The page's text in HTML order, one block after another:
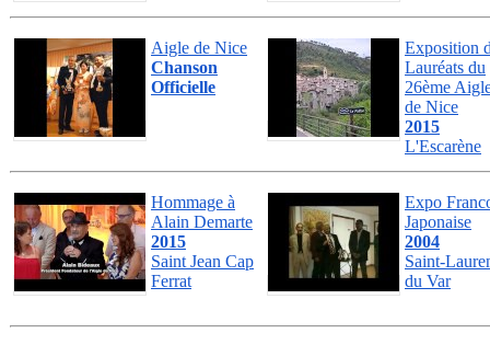
Aigle de Nice
Chanson
Officielle
Exposition
Lauréats du
26ème
de Nice
2015
L'Escarène
Hommage à
Alain Demarte
2015
Saint Jean Cap
Ferrat
Expo
Japonaise
2004
Saint-
du Var